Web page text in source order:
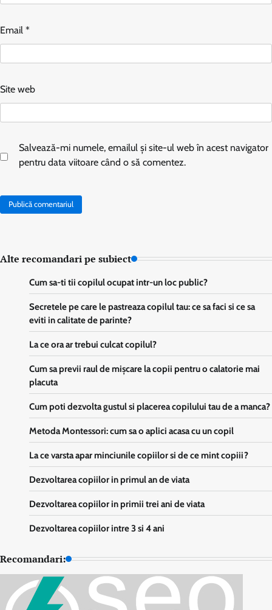
Email *
Site web
Salvează-mi numele, emailul și site-ul web în acest navigator
pentru data viitoare când o să comentez.
Alte recomandari pe subiect
Cum sa-ti tii copilul ocupat intr-un loc public?
Secretele pe care le pastreaza copilul tau: ce sa faci si ce sa
eviti in calitate de parinte?
La ce ora ar trebui culcat copilul?
Cum sa previi raul de mișcare la copii pentru o calatorie mai
placuta
Cum poti dezvolta gustul si placerea copilului tau de a manca?
Metoda Montessori: cum sa o aplici acasa cu un copil
La ce varsta apar minciunile copiilor si de ce mint copiii?
Dezvoltarea copiilor in primul an de viata
Dezvoltarea copiilor in primii trei ani de viata
Dezvoltarea copiilor intre 3 si 4 ani
Recomandari: